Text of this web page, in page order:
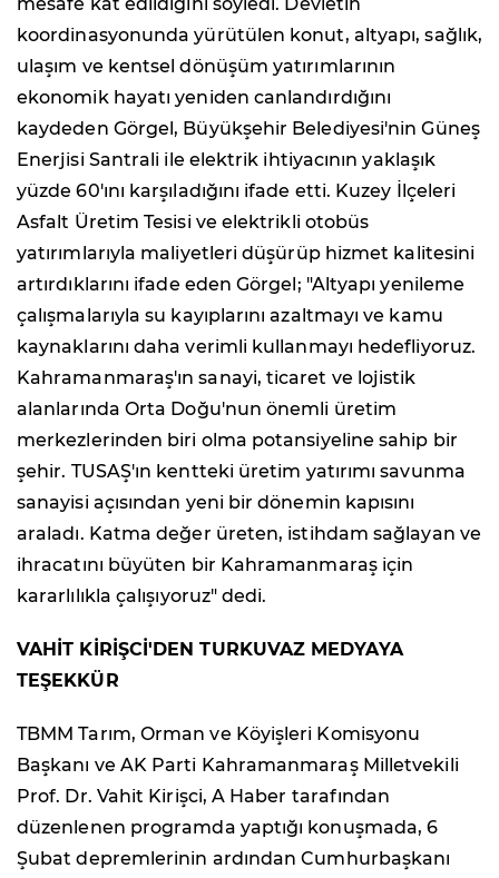
koordinasyonunda yürütülen konut, altyapı, sağlık,
ulaşım ve kentsel dönüşüm yatırımlarının
ekonomik hayatı yeniden canlandırdığını
kaydeden Görgel, Büyükşehir Belediyesi'nin Güneş
Enerjisi Santrali ile elektrik ihtiyacının yaklaşık
yüzde 60'ını karşıladığını ifade etti. Kuzey İlçeleri
Asfalt Üretim Tesisi ve elektrikli otobüs
yatırımlarıyla maliyetleri düşürüp hizmet kalitesini
artırdıklarını ifade eden Görgel; "Altyapı yenileme
çalışmalarıyla su kayıplarını azaltmayı ve kamu
kaynaklarını daha verimli kullanmayı hedefliyoruz.
Kahramanmaraş'ın sanayi, ticaret ve lojistik
alanlarında Orta Doğu'nun önemli üretim
merkezlerinden biri olma potansiyeline sahip bir
şehir. TUSAŞ'ın kentteki üretim yatırımı savunma
sanayisi açısından yeni bir dönemin kapısını
araladı. Katma değer üreten, istihdam sağlayan ve
ihracatını büyüten bir Kahramanmaraş için
kararlılıkla çalışıyoruz" dedi.
VAHİT KİRİŞCİ'DEN TURKUVAZ MEDYAYA
TEŞEKKÜR
TBMM Tarım, Orman ve Köyişleri Komisyonu
Başkanı ve AK Parti Kahramanmaraş Milletvekili
Prof. Dr. Vahit Kirişci, A Haber tarafından
düzenlenen programda yaptığı konuşmada, 6
Şubat depremlerinin ardından Cumhurbaşkanı